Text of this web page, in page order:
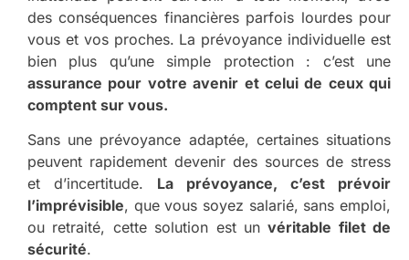
des conséquences financières parfois lourdes pour
vous et vos proches. La prévoyance individuelle est
bien plus qu’une simple protection : c’est une
assurance pour votre avenir et celui de ceux qui
comptent sur vous.
Sans une prévoyance adaptée, certaines situations
peuvent rapidement devenir des sources de stress
et d’incertitude. La prévoyance, c’est prévoir
l’imprévisible, que vous soyez salarié, sans emploi,
ou retraité, cette solution est unvéritable filet de
sécurité.